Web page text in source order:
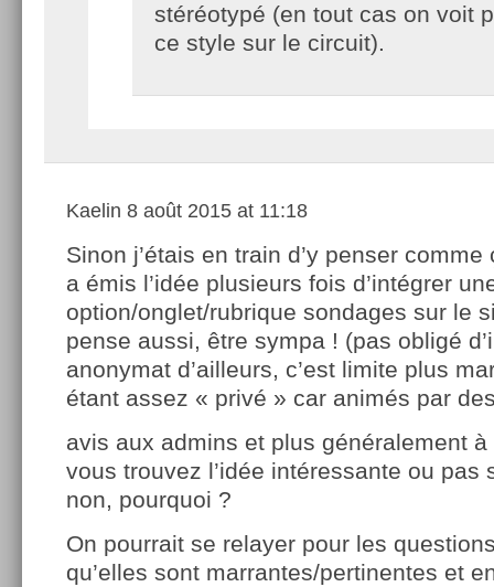
stéréotypé (en tout cas on voit
ce style sur le circuit).
Kaelin 8 août 2015 at 11:18
Sinon j’étais en train d’y penser comme
a émis l’idée plusieurs fois d’intégrer
option/onglet/rubrique sondages sur le
pense aussi, être sympa ! (pas obligé
anonymat d’ailleurs, c’est limite plus
étant assez « privé » car animés par
avis aux admins et plus généralement
vous trouvez l’idée intéressante ou pas
non, pourquoi ?
On pourrait se relayer pour les
qu’elles sont marrantes/pertinentes et